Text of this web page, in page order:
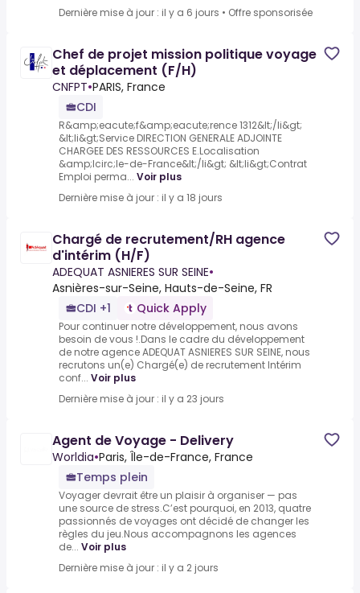
Dernière mise à jour : il y a 6 jours • Offre sponsorisée
Chef de projet mission politique voyage
et déplacement (F/H)
CNFPT•PARIS, France
CDI
R&amp;eacute;f&amp;eacute;rence 1312&lt;/li&gt;
&lt;li&gt;Service DIRECTION GENERALE ADJOINTE
CHARGEE DES RESSOURCES E.Localisation
&amp;Icirc;le-de-France&lt;/li&gt; &lt;li&gt;Contrat
Emploi perma... Voir plus
Dernière mise à jour : il y a 18 jours
Chargé de recrutement/RH agence
d'intérim (H/F)
ADEQUAT ASNIERES SUR SEINE•
Asnières-sur-Seine, Hauts-de-Seine, FR
CDI +1
Quick Apply
Pour continuer notre développement, nous avons
besoin de vous !.Dans le cadre du développement
de notre agence ADEQUAT ASNIERES SUR SEINE, nous
recrutons un(e) Chargé(e) de recrutement Intérim
conf... Voir plus
Dernière mise à jour : il y a 23 jours
Agent de Voyage - Delivery
Worldia•Paris, Île-de-France, France
Temps plein
Voyager devrait être un plaisir à organiser — pas
une source de stress.C’est pourquoi, en 2013, quatre
passionnés de voyages ont décidé de changer les
règles du jeu.Nous accompagnons les agences
de... Voir plus
Dernière mise à jour : il y a 2 jours